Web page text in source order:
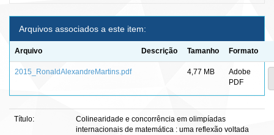
Arquivos associados a este item:
Arquivo Descrição Tamanho Formato
2015_RonaldAlexandreMartins.pdf 4,77 MB
Adobe
PDF
Título:
Colinearidade e concorrência em olimpíadas
internacionais de matemática : uma reflexão voltada